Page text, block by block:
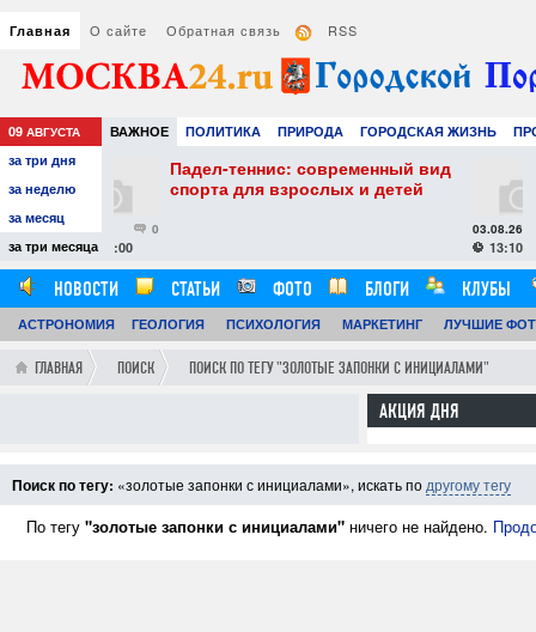
Главная О сайте Обратная связь RSS
09 АВГУСТА ВАЖНОЕ ПОЛИТИКА ПРИРОДА ГОРОДСКАЯ ЖИЗНЬ
ТЕХНОЛОГИИ АВТО
за три дня
за неделю
за месяц
за три месяца
теннис: современный вид
для взрослых и детей
Как выбрать
воздуха:
комфортного и
микроклимата
НОВОСТИ СТАТЬИ ФОТО БЛОГИ
КЛУБЫ
ОБЗОРЫ
ВИДЕОРЕПОРТАЖИ
АСТРОНОМИЯ ГЕОЛОГИЯ ПСИХОЛОГИЯ МАРКЕТИНГ ЛУЧШИЕ
ГЛАВНАЯ ПОИСК ПОИСК ПО ТЕГУ "ЗОЛОТЫЕ ЗАПОНКИ С ИНИЦИАЛАМИ"
АКЦИЯ ДНЯ
Поиск по тегу: «золотые запонки с инициалами», искать по другому тегу
По тегу "золотые запонки с инициалами" ничего не найдено.